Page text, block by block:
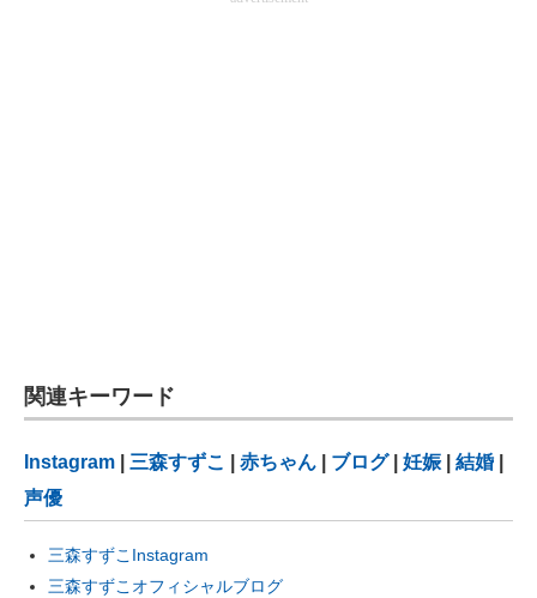
関連キーワード
Instagram 三森すずこ 赤ちゃん ブログ| 妊娠| 結婚
声優
三森すずこInstagram
三森すずこオフィシャルブログ